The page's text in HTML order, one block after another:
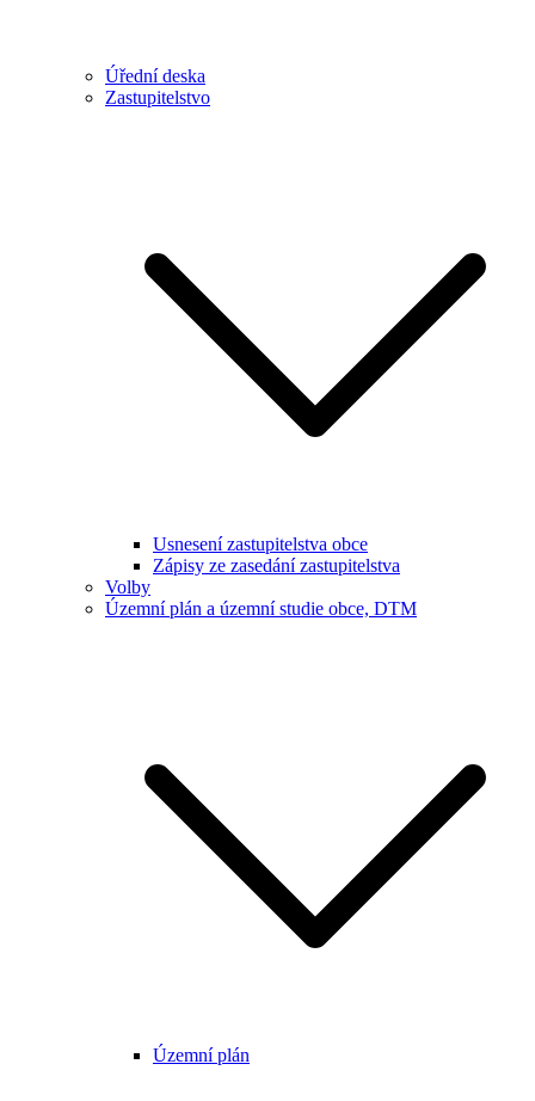
Úřední deska
Zastupitelstvo
Usnesení zastupitelstva obce
Zápisy ze zasedání zastupitelstva
Volby
Územní plán a územní studie obce, DTM
Územní plán